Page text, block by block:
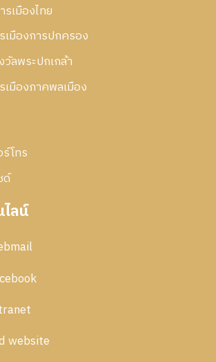
เมืองไทย
เมืองการปกครอง
ลพระปกเกล้า
มืองภาคพลเมือง
โทร
ด์
ลน์
website